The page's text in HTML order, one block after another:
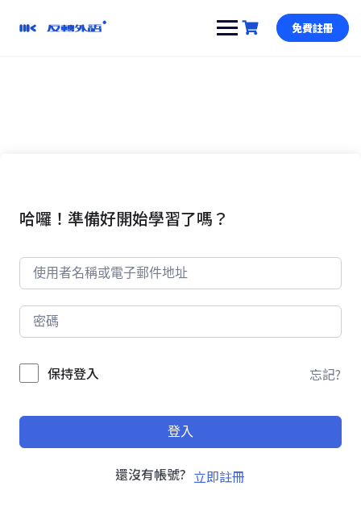
免費註冊
哈囉！準備好開始學習了嗎？
保持登入 忘記?
登入
還沒有帳號? 立即註冊